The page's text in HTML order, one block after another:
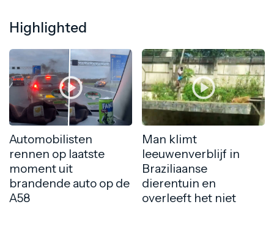
Highlighted
Automobilisten
rennen op laatste
moment uit
brandende auto op de
A58
Man klimt
leeuwenverblijf in
Braziliaanse
dierentuin en
overleeft het niet